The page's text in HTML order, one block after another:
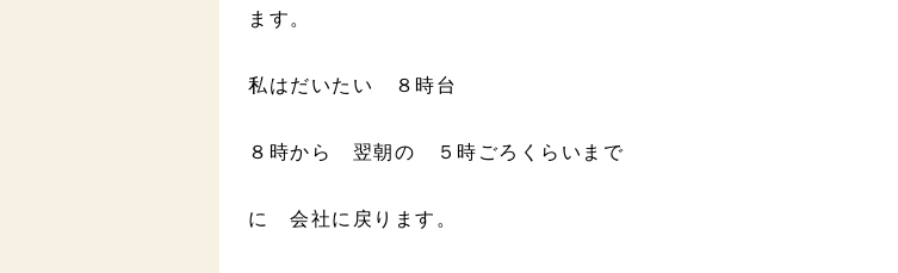
ます。
私はだいたい ８時台
８時から 翌朝の ５時ごろくらいまで
に 会社に戻ります。